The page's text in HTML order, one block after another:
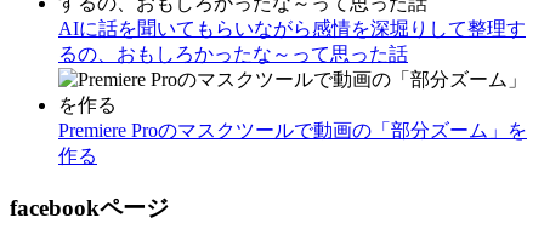
AIに話を聞いてもらいながら感情を深堀りして整理す
るの、おもしろかったな～って思った話
Premiere Proのマスクツールで動画の「部分ズーム」を
作る
facebookページ